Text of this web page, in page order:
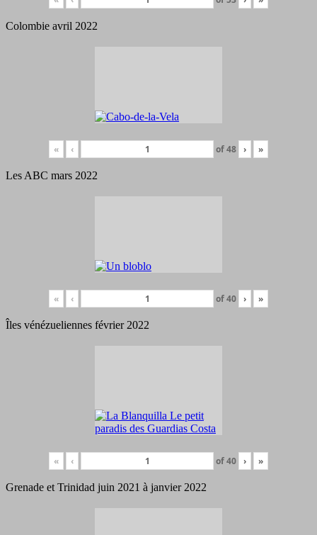
Colombie avril 2022
« ‹ of48 › »
Les ABC mars 2022
« ‹ of40 › »
Îles vénézueliennes février 2022
« ‹ of40 › »
Grenade et Trinidad juin 2021 à janvier 2022